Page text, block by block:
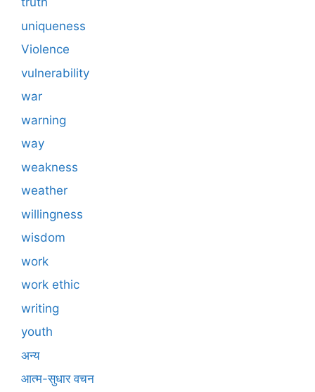
uniqueness
Violence
vulnerability
war
warning
way
weakness
weather
willingness
wisdom
work
work ethic
writing
youth
अन्य
आत्म-सुधार वचन